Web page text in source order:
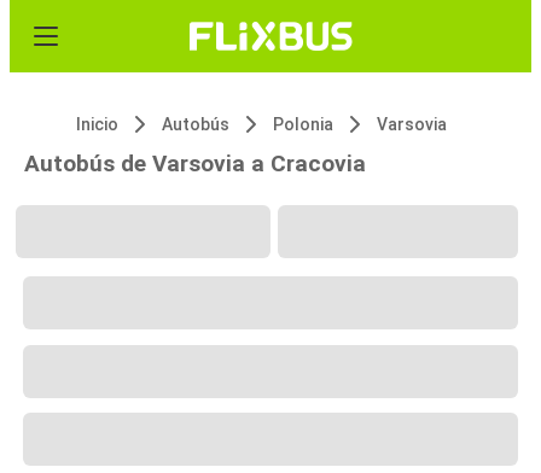
Inicio Autobús Polonia Varsovia
Autobús de Varsovia a Cracovia